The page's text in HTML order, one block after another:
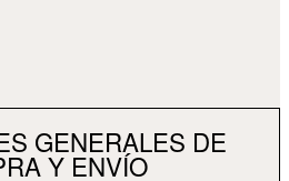
GENERALES DE
Y ENVÍO